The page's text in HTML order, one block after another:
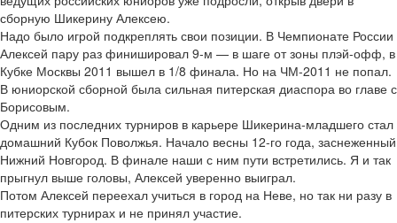
сборную Шикерину Алексею.
Надо было игрой подкреплять свои позиции. В Чемпионате России
Алексей пару раз финишировал 9-м — в шаге от зоны плэй-офф, в
Кубке Москвы 2011 вышел в 1/8 финала. Но на ЧМ-2011 не попал.
В юниорской сборной была сильная питерская диаспора во главе с
Борисовым.
Одним из последних турниров в карьере Шикерина-младшего стал
домашний Кубок Поволжья. Начало весны 12-го года, заснеженный
Нижний Новгород. В финале наши с ним пути встретились. Я и так
прыгнул выше головы, Алексей уверенно выиграл.
Потом Алексей переехал учиться в город на Неве, но так ни разу в
питерских турнирах и не принял участие.